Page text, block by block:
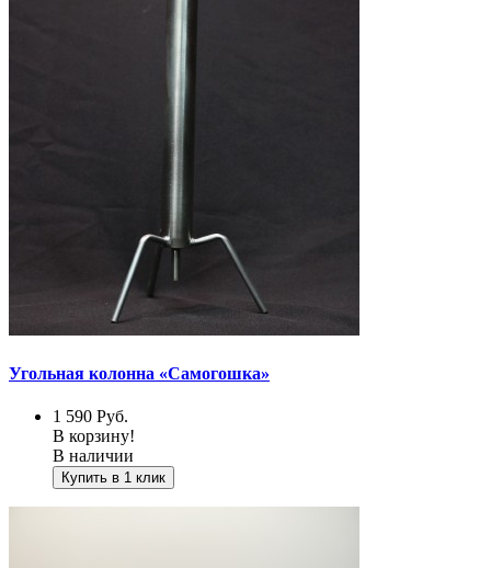
Угольная колонна «Самогошка»
1 590 Руб.
В корзину!
В наличии
Купить в 1 клик